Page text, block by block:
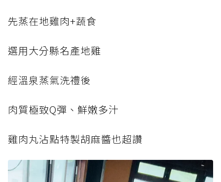
先蒸在地雞肉+蔬食
選用大分縣名產地雞
經溫泉蒸氣洗禮後
肉質極致Q彈、鮮嫩多汁
雞肉丸沾點特製胡麻醬也超讚